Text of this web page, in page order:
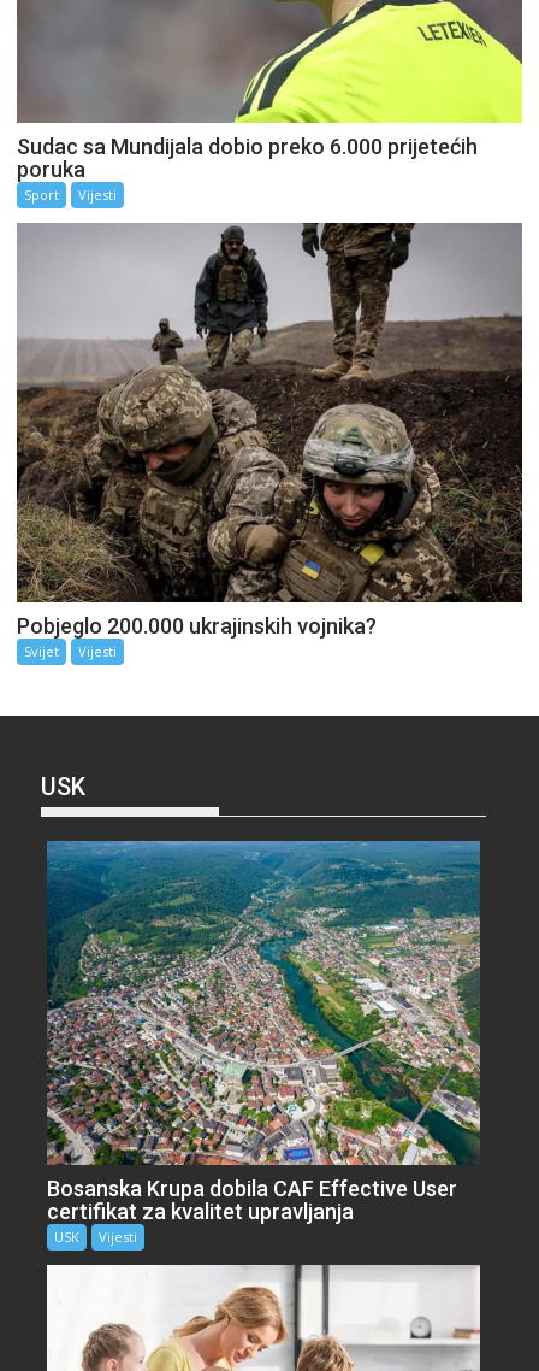
Sudac sa Mundijala dobio preko 6.000 prijetećih
poruka
Sport Vijesti
Pobjeglo 200.000 ukrajinskih vojnika?
Svijet Vijesti
USK
Bosanska Krupa dobila CAF Effective User
certifikat za kvalitet upravljanja
USK Vijesti